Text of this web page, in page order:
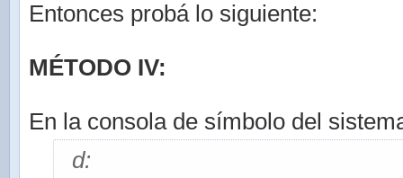
Entonces probá lo siguiente:
MÉTODO IV:
En la consola de símbolo del
d: